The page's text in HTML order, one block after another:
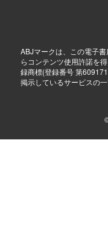
ABJマークは、この電子
らコンテンツ使用許諾を
録商標(登録番号 第
掲示しているサービスの一